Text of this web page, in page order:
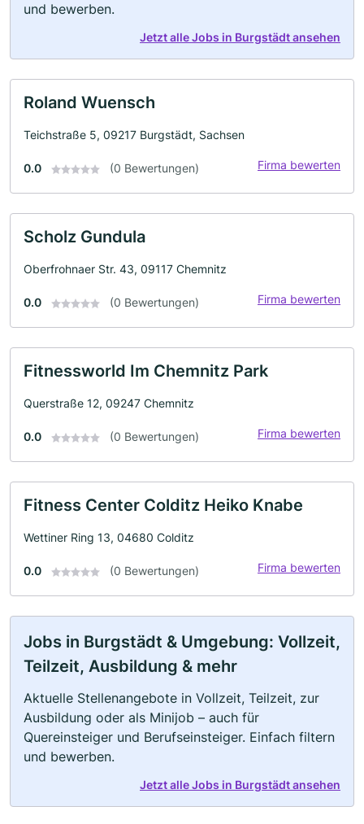
und bewerben.
Jetzt alle Jobs in Burgstädt ansehen
Roland Wuensch
Teichstraße 5, 09217 Burgstädt, Sachsen
0.0 (0 Bewertungen) Firma bewerten
Scholz Gundula
Oberfrohnaer Str. 43, 09117 Chemnitz
0.0 (0 Bewertungen) Firma bewerten
Fitnessworld Im Chemnitz Park
Querstraße 12, 09247 Chemnitz
0.0 (0 Bewertungen) Firma bewerten
Fitness Center Colditz Heiko Knabe
Wettiner Ring 13, 04680 Colditz
0.0 (0 Bewertungen) Firma bewerten
Jobs in Burgstädt & Umgebung: Vollzeit,
Teilzeit, Ausbildung & mehr
Aktuelle Stellenangebote in Vollzeit, Teilzeit, zur
Ausbildung oder als Minijob – auch für
Quereinsteiger und Berufseinsteiger. Einfach filtern
und bewerben.
Jetzt alle Jobs in Burgstädt ansehen